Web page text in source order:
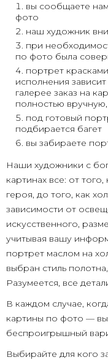
вы сообщаете
фото
наш художник
при
по фото была
портрет
исполнения
галерее заказ на
полностью
под готовый
подбирается багет
вы забираете
Наши художники с
картинах все: от
героя, до того, как
зависимости от
искусственного,
учитывая вашу
портрет маслом на
выбран стиль
Разумеется, все
В каждом случае,
картины по фото — вы
беспроигрышный
Выбирайте для кого